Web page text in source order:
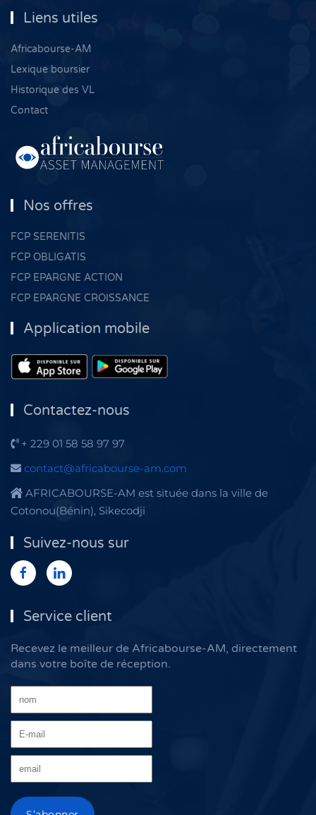
Liens utiles
Africabourse-AM
Lexique boursier
Historique des VL
Contact
Nos offres
FCP SERENITIS
FCP OBLIGATIS
FCP EPARGNE ACTION
FCP EPARGNE CROISSANCE
Application mobile
Contactez-nous
+ 229 01 58 58 97 97
contact@africabourse-am.com
AFRICABOURSE-AM est située dans la ville de
Cotonou(Bénin), Sikecodji
Suivez-nous sur
Service client
Recevez le meilleur de Africabourse-AM, directement
dans votre boîte de réception.